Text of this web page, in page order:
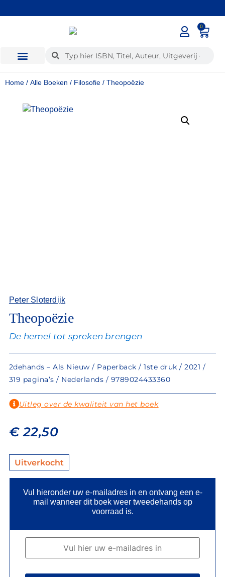
Voor 12:00 besteld, dezelfde dag verzonden 0
Home / Alle Boeken / Filosofie / Theopoëzie
Peter Sloterdijk
Theopoëzie
De hemel tot spreken brengen
2dehands – Als Nieuw / Paperback / 1ste druk / 2021 /
319 pagina’s / Nederlands / 9789024433360
Uitleg over de kwaliteit van het boek
€22,50
Uitverkocht
Vul hieronder uw e-mailadres in en ontvang een e-
mail wanneer dit boek weer tweedehands op
voorraad is.